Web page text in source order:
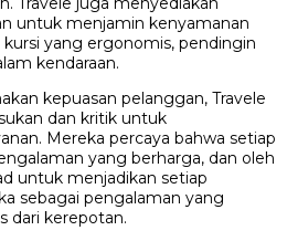
untuk menjamin kenyamanan
yang ergonomis, pendingin
kendaraan.
kepuasan pelanggan, Travele
dan kritik untuk
Mereka percaya bahwa setiap
yang berharga, dan oleh
untuk menjadikan setiap
sebagai pengalaman yang
dari kerepotan.